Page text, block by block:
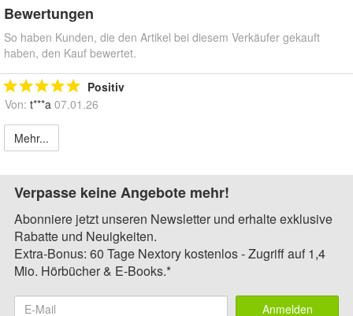
Bewertungen
So haben Kunden, die den Artikel bei diesem Verkäufer gekauft
haben, den Kauf bewertet.
Positiv
Von: t***a 07.01.26
Mehr...
Verpasse keine Angebote mehr!
Abonniere jetzt unseren Newsletter und erhalte exklusive
Rabatte und Neuigkeiten.
Extra-Bonus: 60 Tage Nextory kostenlos - Zugriff auf 1,4
Mio. Hörbücher & E-Books.*
Anmelden